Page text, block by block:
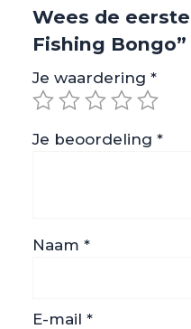
Wees de
Fishing
Je waardering *
Je beoordeling *
Naam *
E-mail *